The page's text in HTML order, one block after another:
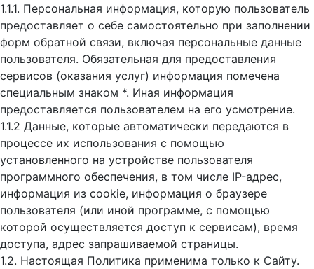
1.1.1. Персональная информация, которую пользователь
предоставляет о себе самостоятельно при заполнении
форм обратной связи, включая персональные данные
пользователя. Обязательная для предоставления
сервисов (оказания услуг) информация помечена
специальным знаком *. Иная информация
предоставляется пользователем на его усмотрение.
1.1.2 Данные, которые автоматически передаются в
процессе их использования с помощью
установленного на устройстве пользователя
программного обеспечения, в том числе IP-адрес,
информация из cookie, информация о браузере
пользователя (или иной программе, с помощью
которой осуществляется доступ к cервисам), время
доступа, адрес запрашиваемой страницы.
1.2. Настоящая Политика применима только к Сайту.